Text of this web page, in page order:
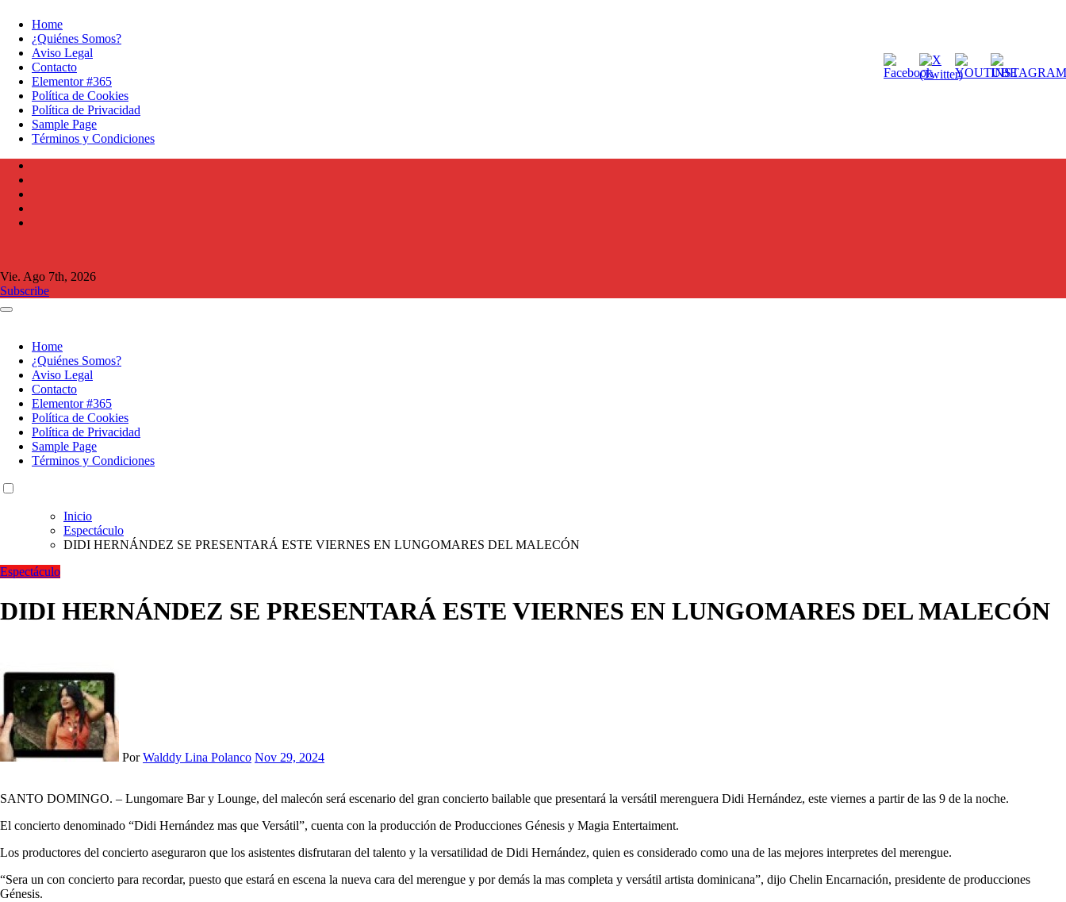
contenido
Home
¿Quiénes Somos?
Aviso Legal
Contacto
Elementor #365
Política de Cookies
Política de Privacidad
Sample Page
Términos y Condiciones
Vie. Ago 7th, 2026
Subscribe
Home
¿Quiénes Somos?
Aviso Legal
Contacto
Elementor #365
Política de Cookies
Política de Privacidad
Sample Page
Términos y Condiciones
Inicio
Espectáculo
DIDI HERNÁNDEZ SE PRESENTARÁ ESTE VIERNES EN LUNGOMARES DEL MALECÓN
Espectáculo
DIDI HERNÁNDEZ SE PRESENTARÁ ESTE VIERNES EN LUNGOMARES DEL MALECÓN
PorWalddy Lina Polanco Nov 29, 2024
SANTO DOMINGO. – Lungomare Bar y Lounge, del malecón será escenario del gran concierto bailable que presentará la versátil merenguera Didi Hernández, este viernes a partir de las 9 de la noche.
El concierto denominado “Didi Hernández mas que Versátil”, cuenta con la producción de Producciones Génesis y Magia Entertaiment.
Los productores del concierto aseguraron que los asistentes disfrutaran del talento y la versatilidad de Didi Hernández, quien es considerado como una de las mejores interpretes del merengue.
“Sera un con concierto para recordar, puesto que estará en escena la nueva cara del merengue y por demás la mas completa y versátil artista dominicana”, dijo Chelin Encarnación, presidente de producciones
Génesis.